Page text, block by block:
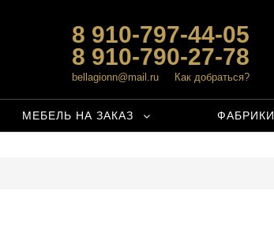
8 910-797-44-05
8 910-790-27-78
bellagionn@mail.ru Как добраться?
МЕБЕЛЬ НА ЗАКАЗ ФАБРИКИ